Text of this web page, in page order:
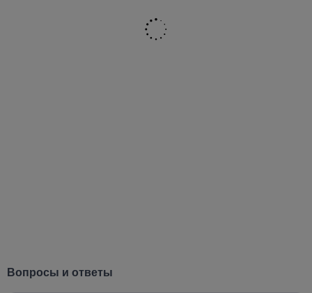
Вопросы и ответы